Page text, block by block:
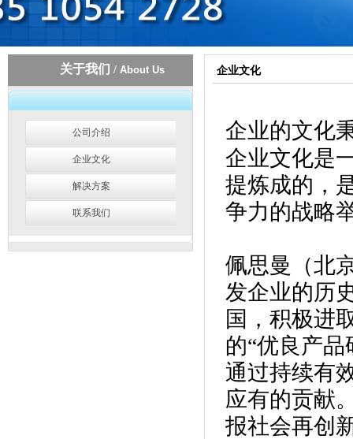
关于我们 / About Us
公司介绍
企业文化
解决方案
联系我们
企业文化
企业的文化
企业文化是
提炼成的，
争力的战略
佩思曼（北
发企业的历
国，积极进
的“优良产
通过持续有
应有的贡献
报社会再创